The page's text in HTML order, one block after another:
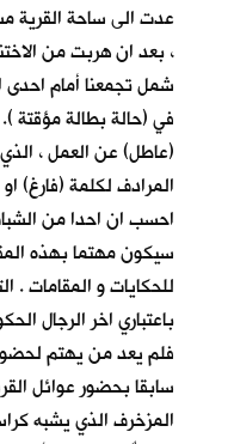
عدت الى ساحة القرية
، بعد ان هربت من
شمل تجمعنا أمام
في (حالة بطالة مؤقتة
(عاطل) عن العمل ،
المرادف لكلمة (فارغ)
احسب ان احدا من
سيكون مهتما بهذه
للحكايات و المقامات
باعتباري اخر الرجال
فلم يعد من يهتم
سابقا بحضور عوائل
المزخرف الذي يشبه